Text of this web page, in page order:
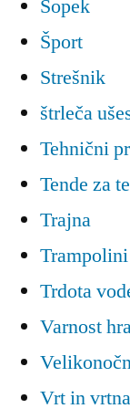
Šopek
Šport
Strešnik
štrleča
Tehnični
Tende za
Trajna
Trampolini
Trdota
Varnost
Vrt in